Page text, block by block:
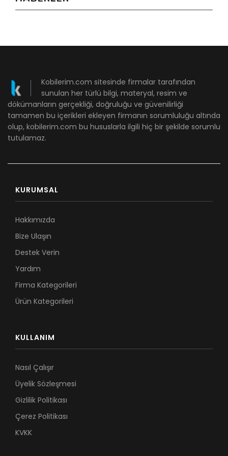
Kobilerim.com sitesinde firmalar tarafından
sunulan her türlü bilgi, materyal, resim ve
dökümanların gerçekliği, doğruluğu ve güvenilirliği
tamamen bu içerikleri ekleyen firmanın sorumluluğu altında
olup, kobilerim.com bu hususlarla ilgili hiç bir şekilde sorumlu
tutulamaz.
KURUMSAL
Hakkımızda
Bize Ulaşın
Destek Verin
Yardım
Firma Kategorileri
Ürün Kategorileri
KULLANIM
Nasıl Çalışır
Üyelik Sözleşmesi
Gizlilik Politikası
Çerez Politikası
KVKK